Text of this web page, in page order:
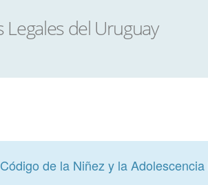
Código de la Niñez y la Adolescencia